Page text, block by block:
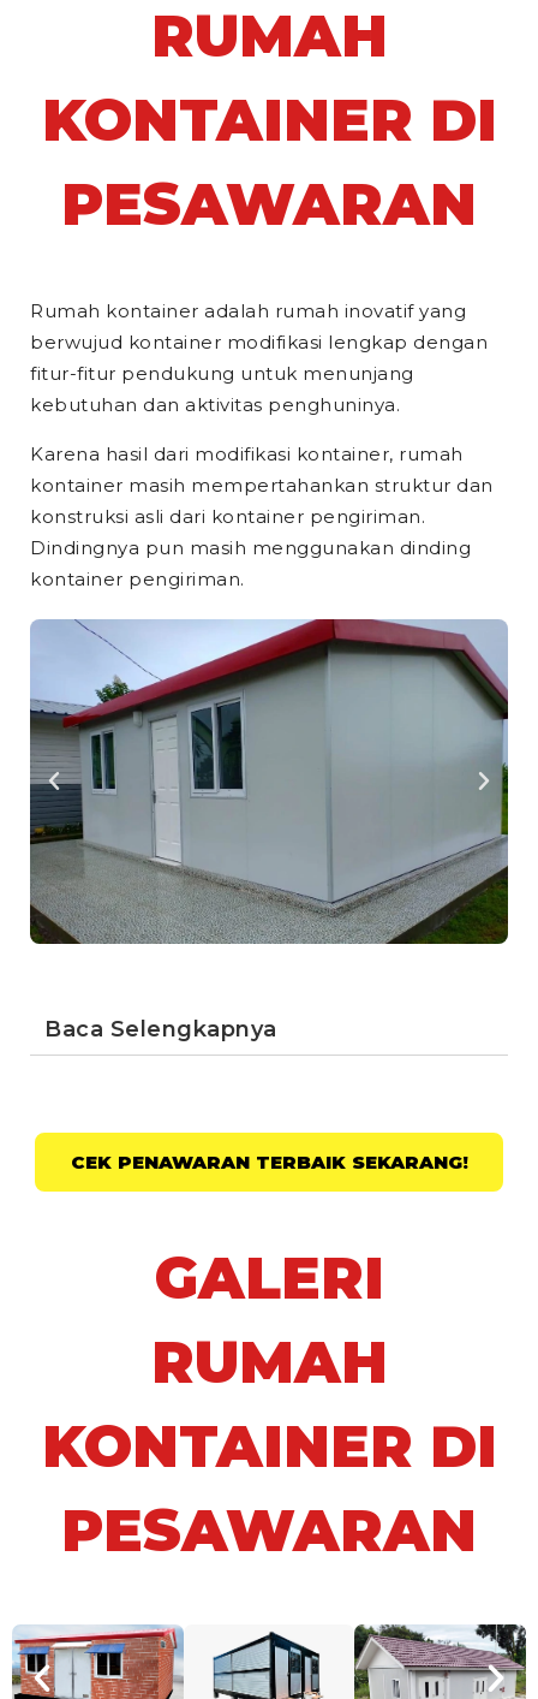
RUMAH
KONTAINER DI
PESAWARAN
Rumah kontainer adalah rumah inovatif yang
berwujud kontainer modifikasi lengkap dengan
fitur-fitur pendukung untuk menunjang
kebutuhan dan aktivitas penghuninya.
Karena hasil dari modifikasi kontainer, rumah
kontainer masih mempertahankan struktur dan
konstruksi asli dari kontainer pengiriman.
Dindingnya pun masih menggunakan dinding
kontainer pengiriman.
Baca Selengkapnya
CEK PENAWARAN TERBAIK SEKARANG!
GALERI
RUMAH
KONTAINER DI
PESAWARAN